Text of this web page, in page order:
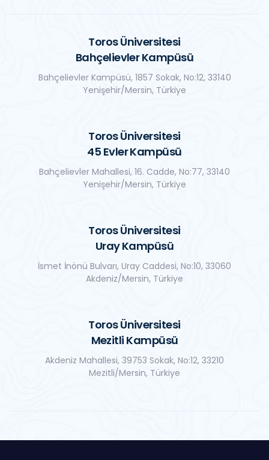
Toros Üniversitesi
Bahçelievler Kampüsü
Bahçelievler Kampüsü, 1857 Sokak, No:12, 33140
Yenişehir/Mersin, Türkiye
Toros Üniversitesi
45 Evler Kampüsü
Bahçelievler Mahallesi, 16. Cadde, No:77, 33140
Yenişehir/Mersin, Türkiye
Toros Üniversitesi
Uray Kampüsü
İsmet İnönü Bulvarı, Uray Caddesi, No:10, 33060
Akdeniz/Mersin, Türkiye
Toros Üniversitesi
Mezitli Kampüsü
Akdeniz Mahallesi, 39753 Sokak, No:12, 33210
Mezitli/Mersin, Türkiye